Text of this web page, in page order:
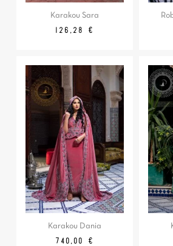
Karakou Sara
Prix
Prix
126,28 €
Karakou Dania
Prix
740,00 €